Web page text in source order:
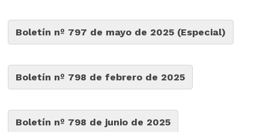
Boletín nº 797 de mayo de 2025 (Especial)
Boletín nº 798 de febrero de 2025
Boletín nº 798 de junio de 2025